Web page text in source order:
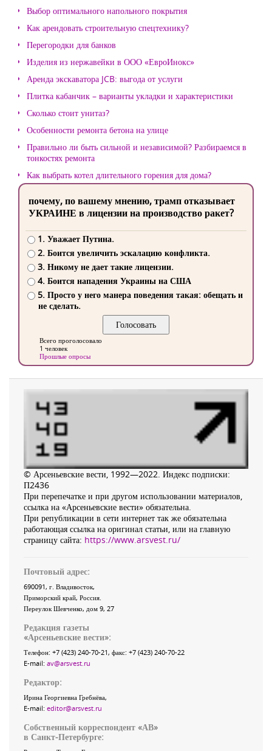
Выбор оптимального напольного покрытия
Как арендовать строительную спецтехнику?
Перегородки для банков
Изделия из нержавейки в ООО «ЕвроИнокс»
Аренда экскаватора JCB: выгода от услуги
Плитка кабанчик – варианты укладки и характеристики
Сколько стоит унитаз?
Особенности ремонта бетона на улице
Правильно ли быть сильной и независимой? Разбираемся в
тонкостях ремонта
Как выбрать котел длительного горения для дома?
почему, по вашему мнению, трамп отказывает
УКРАИНЕ в лицензии на производство ракет?
1. Уважает Путина.
2. Боится увеличить эскалацию конфликта.
3. Никому не дает такие лицензии.
4. Боится нападения Украины на США
5. Просто у него манера поведения такая: обещать и
не сделать.
Всего проголосовало
1 человек
Прошлые опросы
© Арсеньевские вести, 1992—2022. Индекс подписки:
П2436
При перепечатке и при другом использовании материалов,
ссылка на «Арсеньевские вести» обязательна.
При републикации в сети интернет так же обязательна
работающая ссылка на оригинал статьи, или на главную
страницу сайта: https://www.arsvest.ru/
Почтовый адрес:
690091, г. Владивосток,
Приморский край, Россия
Переулок Шевченко, дом 9, 27
Редакция газеты
«Арсеньевские вести»:
Телефон: +7 (423) 240-70-21, факс: +7 (423) 240-70-22
E-mail: av@arsvest.ru
Редактор:
Ирина Георгиевна Гребнёва,
E-mail: editor@arsvest.ru
Собственный корреспондент «АВ»
в Санкт-Петербурге: